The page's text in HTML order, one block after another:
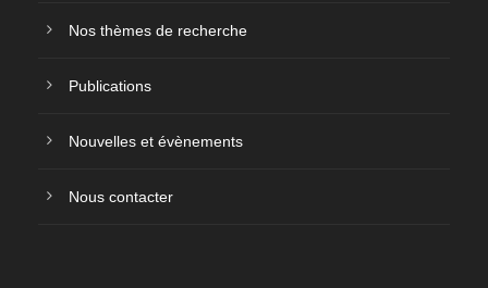
Nos thèmes de recherche
Publications
Nouvelles et évènements
Nous contacter